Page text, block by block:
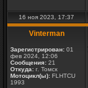
16 ноя 2023, 17:37
Vinterman
Зарегистрирован: 01
фев 2024, 12:06
Сообщения: 21
Откуда: г. Томск
Мотоцикл(ы): FLHTCU
1993